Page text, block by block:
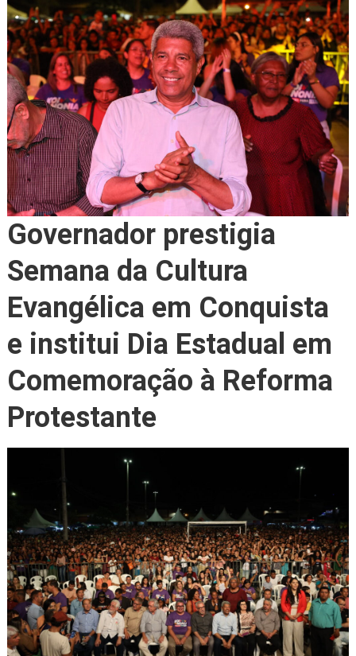
Governador prestigia
Semana da Cultura
Evangélica em Conquista
e institui Dia Estadual em
Comemoração à Reforma
Protestante